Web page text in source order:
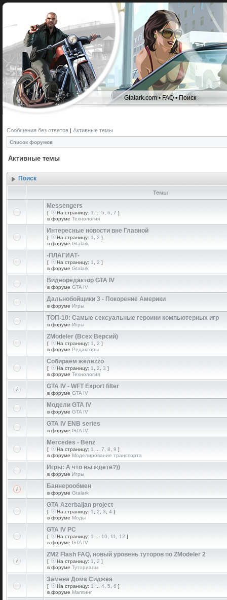
Gtalark.com •FAQ•Поиск
Сообщения без ответов | Активные темы
Список форумов
Активные темы
Поиск
Темы
Messengers
[ На страницу: 1 5 6 7 ]
в форуме Технология
Интересные новости вне Главной
[ На страницу: 1 2 ]
в форуме Gtalark
-ПЛАГИАТ-
[ На страницу: 1 2 ]
в форуме Gtalark
Видеоредактор GTA IV
в форуме GTA IV
Дальнобойщики 3 - Покорение Америки
в форуме Игры
ТОП-10: Самые сексуальные героини компьютерных игр
в форуме Игры
ZModeler (Всех Версий)
[ На страницу: 1 2 ]
в форуме Редакторы
Собираем желеzzо
[ На страницу: 1 2 3 ]
в форуме Технология
GTA IV - WFT Export filter
в форуме GTA IV
Модели GTA IV
в форуме GTA IV
GTA IV ENB series
в форуме GTA IV
Mercedes - Benz
[ На страницу: 1 7 8 9 ]
в форуме Моделирование транспорта
Игры: А что вы ждёте?))
в форуме Игры
Баннерообмен
в форуме Gtalark
GTA Azerbaijan project
[ На страницу: 1 2 3 4 ]
в форуме Моды
GTA IV PC
[ На страницу: 1 10 11 12 ]
в форуме GTA IV
ZM2 Flash FAQ, новый уровень туторов по ZModeler 2
[ На страницу: 1 2 ]
в форуме Туториалы
Замена Дома Сиджея
[ На страницу: 1 4 5 6 ]
в форуме Маппинг